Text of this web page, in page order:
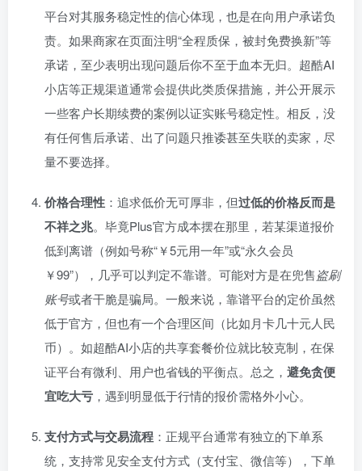
平台对其服务稳定性的信心体现，也是在向用户承诺负
责。如果商家在页面注明“全程质保，被封免费换新”等
承诺，至少表明出现问题后你不至于血本无归。超酷AI
小店等正规渠道通常会提供此类质保措施，并公开展示
一些客户长期续费的案例以证实账号稳定性。相反，没
有任何售后承诺、出了问题只推诿甚至失联的卖家，尽
量不要选择。
价格合理性 ：追求低价无可厚非，但过低的价格反而是
不祥之兆。毕竟Plus官方成本摆在那里，若某渠道报价
低到离谱（例如号称“￥5元用一年”或“永久会员
￥99”），几乎可以判定不靠谱。可能对方是在兜售盗刷
账号或者干脆是骗局。一般来说，靠谱平台的定价虽然
低于官方，但也有一个合理区间（比如月卡几十元人民
币）。如超酷AI小店的共享套餐价位就比较克制，在保
证平台有微利、用户也省钱的平衡点。总之， 避免贪便
宜吃大亏 ，遇到明显低于行情的报价需格外小心。
支付方式与交易流程 ：正规平台通常有独立的下单系
统，支持常见安全支付方式（支付宝、微信等），下单